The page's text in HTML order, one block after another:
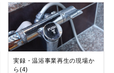
実録・温浴事業再生の現場か
ら(4)